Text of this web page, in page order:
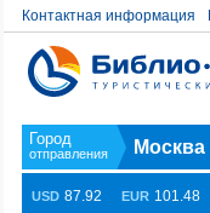
Контактная информация
Москва
USD 87.92 EUR 101.48